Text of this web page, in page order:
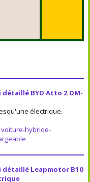
détaillé BYD Atto 2 DM-
électrique.
voiture-hybride-
détaillé Leapmotor B10